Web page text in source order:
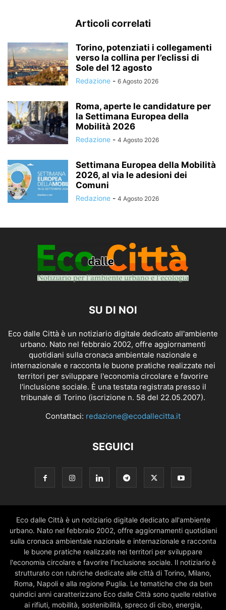
Articoli correlati
Torino, potenziati i collegamenti
verso la collina per l’eclissi di
Sole del 12 agosto
Redazione - 6 Agosto 2026
Roma, aperte le candidature per
la Settimana Europea della
Mobilità 2026
Redazione - 4 Agosto 2026
Settimana Europea della Mobilità
2026, al via le adesioni dei
Comuni
Redazione - 4 Agosto 2026
SU DI NOI
Eco dalle Città è un notiziario digitale dedicato all'ambiente
urbano. Nato nel febbraio 2002, offre aggiornamenti
quotidiani sulla cronaca ambientale nazionale e
internazionale e racconta le buone pratiche realizzate nei
territori per sviluppare l'economia circolare e favorire
l'inclusione sociale. È una testata registrata presso il
tribunale di Torino (iscrizione n. 58 del 22.05.2007).
Contattaci: redazione@ecodallecitta.it
SEGUICI
Eco dalle Città è un notiziario digitale dedicato all'ambiente
urbano. Nato nel febbraio 2002, offre aggiornamenti quotidiani
sulla cronaca ambientale nazionale e internazionale e racconta
le buone pratiche realizzate nei territori per sviluppare
l'economia circolare e favorire l'inclusione sociale. Il notiziario è
strutturato con rubriche dedicate alle città di Torino, Milano,
Roma, Napoli e alla regione Puglia. Le tematiche che da ben
quindici anni caratterizzano Eco dalle Città sono quelle relative
ai rifiuti, mobilità, sostenibilità, spreco di cibo, energia,